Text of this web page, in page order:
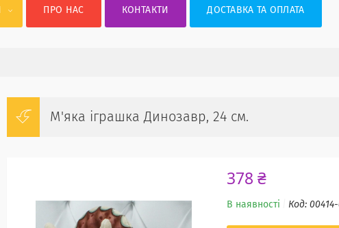
ПРО НАС КОНТАКТИ ДОСТАВКА ТА ОПЛАТА
М'яка іграшка Динозавр, 24 см.
378 ₴
В наявності Код: